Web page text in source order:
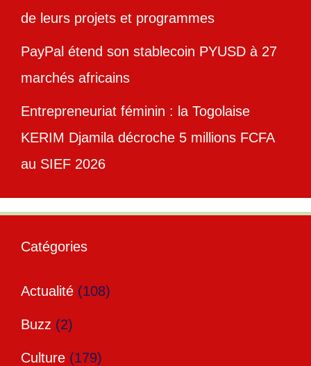
de leurs projets et programmes
PayPal étend son stablecoin PYUSD à 27
marchés africains
Entrepreneuriat féminin : la Togolaise
KERIM Djamila décroche 5 millions FCFA
au SIEF 2026
Catégories
Actualité (108)
Buzz (2)
Culture (179)